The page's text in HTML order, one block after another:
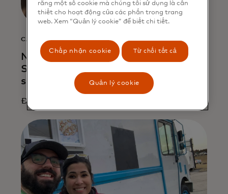
CÂU CHUYỆN
Năm năm làm bánh: Một doanh nghiệp
Séc đang phát triển mạnh như thế nào
sau đại dịch
Đọc thêm
rằng một số cookie mà chúng tôi sử dụng là cần
thiết cho hoạt động của các phần trong trang
web. Xem “Quản lý cookie” để biết chi tiết.
Chấp nhận cookie Từ chối tất cả
Quản lý cookie